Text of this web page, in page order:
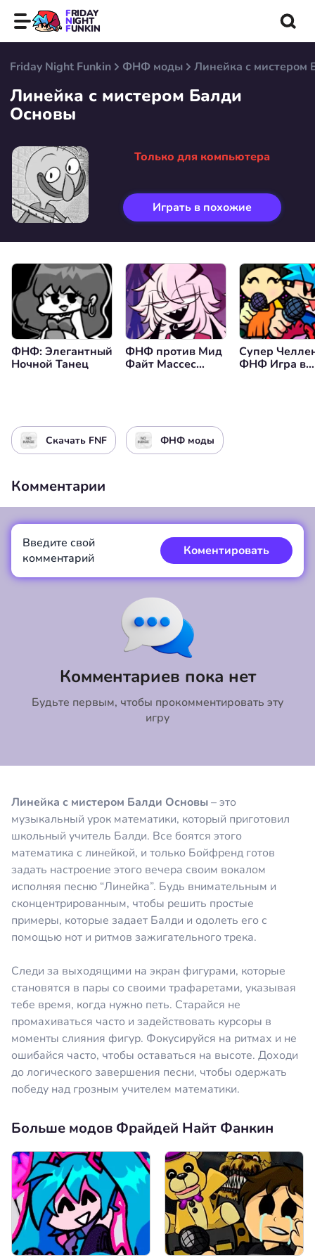
FRIDAY
NIGHT
FUNKIN
Friday Night Funkin ФНФ моды Линейка с мистером
Линейка с мистером Балди
Основы
Только для компьютера
Играть в похожие
ФНФ: Элегантный
Ночной Танец
ФНФ против Мид
Файт Массес
Супер
ФНФ Игра в
Скачать FNF ФНФ моды
Линейка с мистером Балди Основы– это
музыкальный урок математики, который приготовил
школьный учитель Балди. Все боятся этого
математика с линейкой, и только Бойфренд готов
задать настроение этого вечера своим вокалом
исполняя песню “Линейка”. Будь внимательным и
сконцентрированным, чтобы решить простые
примеры, которые задает Балди и одолеть его с
помощью нот и ритмов зажигательного трека.
Следи за выходящими на экран фигурами, которые
становятся в пары со своими трафаретами, указывая
тебе время, когда нужно петь. Старайся не
промахиваться часто и задействовать курсоры в
моменты слияния фигур. Фокусируйся на ритмах и не
ошибайся часто, чтобы оставаться на высоте. Доходи
до логического завершения песни, чтобы одержать
победу над грозным учителем математики.
Комментарии
Комментариев пока нет
Будьте первым, чтобы прокомментировать эту
игру
Введите свой
комментарий
Коментировать
Коментировать
Больше модов Фрайдей Найт Фанкин